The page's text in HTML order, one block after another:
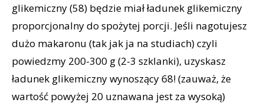
glikemiczny (58) będzie miał ładunek glikemiczny
proporcjonalny do spożytej porcji. Jeśli nagotujesz
dużo makaronu (tak jak ja na studiach) czyli
powiedzmy 200-300 g (2-3 szklanki), uzyskasz
ładunek glikemiczny wynoszący 68! (zauważ, że
wartość powyżej 20 uznawana jest za wysoką)